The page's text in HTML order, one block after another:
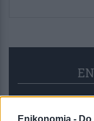
Enikonomia -